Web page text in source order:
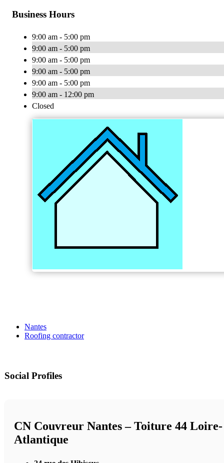
Business Hours
9:00 am - 5:00 pm
9:00 am - 5:00 pm
9:00 am - 5:00 pm
9:00 am - 5:00 pm
9:00 am - 5:00 pm
9:00 am - 12:00 pm
Closed
Nantes
Roofing contractor
Social Profiles
CN Couvreur Nantes – Toiture 44 Loire-
Atlantique